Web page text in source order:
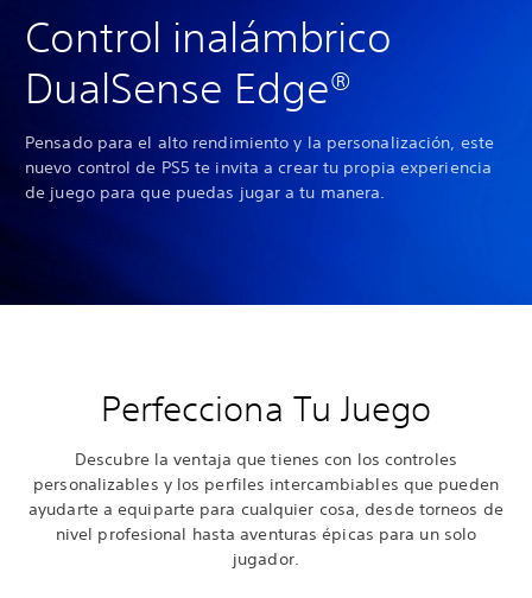
Control inalámbrico
DualSense Edge®
Pensado para el alto rendimiento y la personalización, este
nuevo control de PS5 te invita a crear tu propia experiencia
de juego para que puedas jugar a tu manera.
Perfecciona Tu Juego
Descubre la ventaja que tienes con los controles
personalizables y los perfiles intercambiables que pueden
ayudarte a equiparte para cualquier cosa, desde torneos de
nivel profesional hasta aventuras épicas para un solo
jugador.